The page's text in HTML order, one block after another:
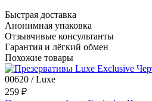
Быстрая доставка
Анонимная упаковка
Отзывчивые консультанты
Гарантия и лёгкий обмен
Похожие товары
00620 / Luxe
259 ₽